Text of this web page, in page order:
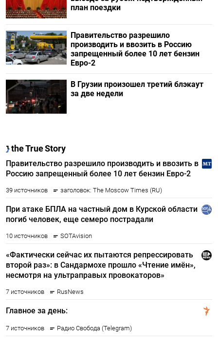
план поездки
Правительство разрешило
производить и ввозить в Россию
запрещенный более 10 лет бензин
Евро-2
В Грузии произошел третий блэкаут
за две недели